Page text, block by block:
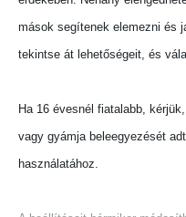
mások segítenek elemezni és
tekintse át lehetőségeit, és
Ha 16 évesnél fiatalabb,
vagy gyámja beleegyezését
használatához.